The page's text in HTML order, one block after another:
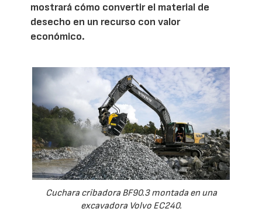
mostrará cómo convertir el material de
desecho en un recurso con valor
económico.
Cuchara cribadora BF90.3 montada en una
excavadora Volvo EC240.